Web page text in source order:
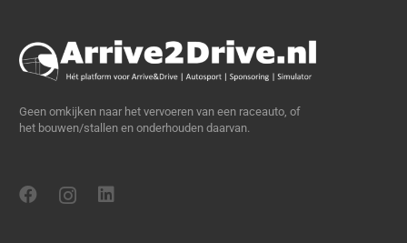
Geen omkijken naar het vervoeren van een raceauto, of
het bouwen/stallen en onderhouden daarvan.